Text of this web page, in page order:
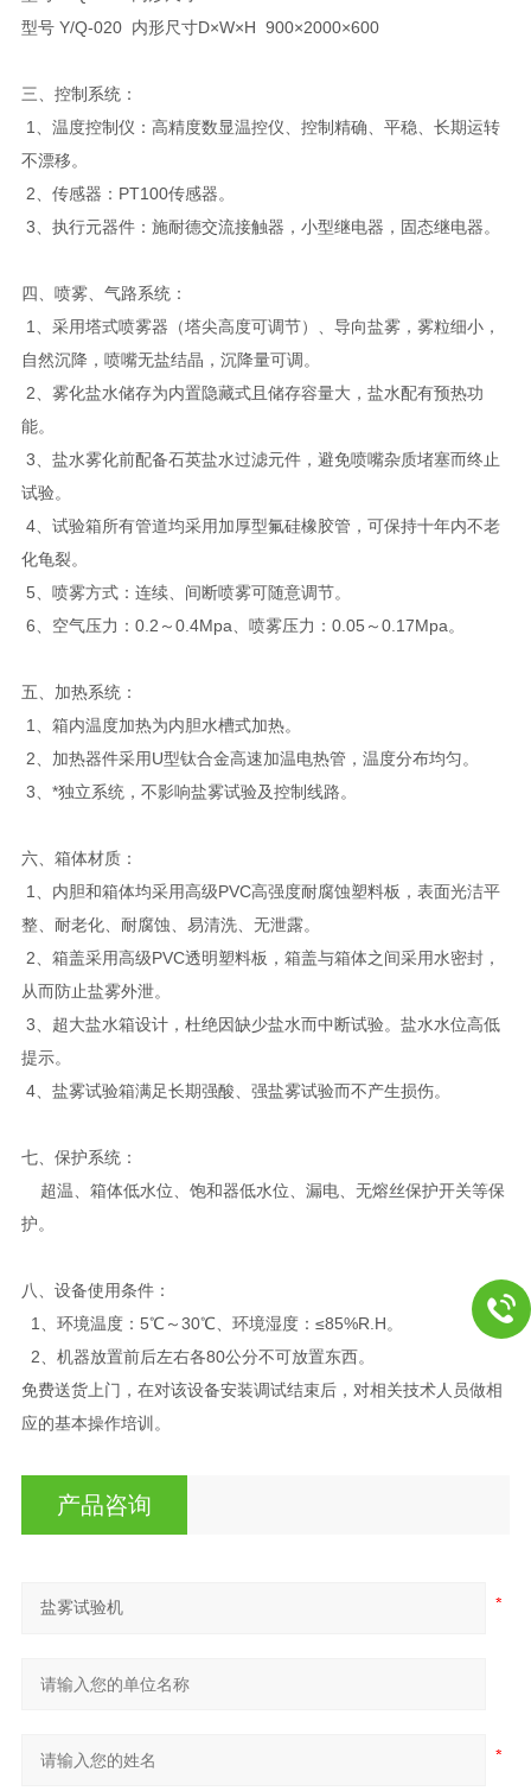
型号 Y/Q-020 内形尺寸D×W×H 900×2000×600
三、控制系统：
1、温度控制仪：高精度数显温控仪、控制精确、平稳、长期运转
不漂移。
2、传感器：PT100传感器。
3、执行元器件：施耐德交流接触器，小型继电器，固态继电器。
四、喷雾、气路系统：
1、采用塔式喷雾器（塔尖高度可调节）、导向盐雾，雾粒细小，
自然沉降，喷嘴无盐结晶，沉降量可调。
2、雾化盐水储存为内置隐藏式且储存容量大，盐水配有预热功
能。
3、盐水雾化前配备石英盐水过滤元件，避免喷嘴杂质堵塞而终止
试验。
4、试验箱所有管道均采用加厚型氟硅橡胶管，可保持十年内不老
化龟裂。
5、喷雾方式：连续、间断喷雾可随意调节。
6、空气压力：0.2～0.4Mpa、喷雾压力：0.05～0.17Mpa。
五、加热系统：
1、箱内温度加热为内胆水槽式加热。
2、加热器件采用U型钛合金高速加温电热管，温度分布均匀。
3、*独立系统，不影响盐雾试验及控制线路。
六、箱体材质：
1、内胆和箱体均采用高级PVC高强度耐腐蚀塑料板，表面光洁平
整、耐老化、耐腐蚀、易清洗、无泄露。
2、箱盖采用高级PVC透明塑料板，箱盖与箱体之间采用水密封，
从而防止盐雾外泄。
3、超大盐水箱设计，杜绝因缺少盐水而中断试验。盐水水位高低
提示。
4、盐雾试验箱满足长期强酸、强盐雾试验而不产生损伤。
七、保护系统：
超温、箱体低水位、饱和器低水位、漏电、无熔丝保护开关等保
护。
八、 设备使用条件：
1、环境温度：5℃～30℃、环境湿度：≤85%R.H。
2、机器放置前后左右各80公分不可放置东西。
免费送货上门，在对该设备安装调试结束后，对相关技术人员做相
应的基本操作培训。
产品咨询